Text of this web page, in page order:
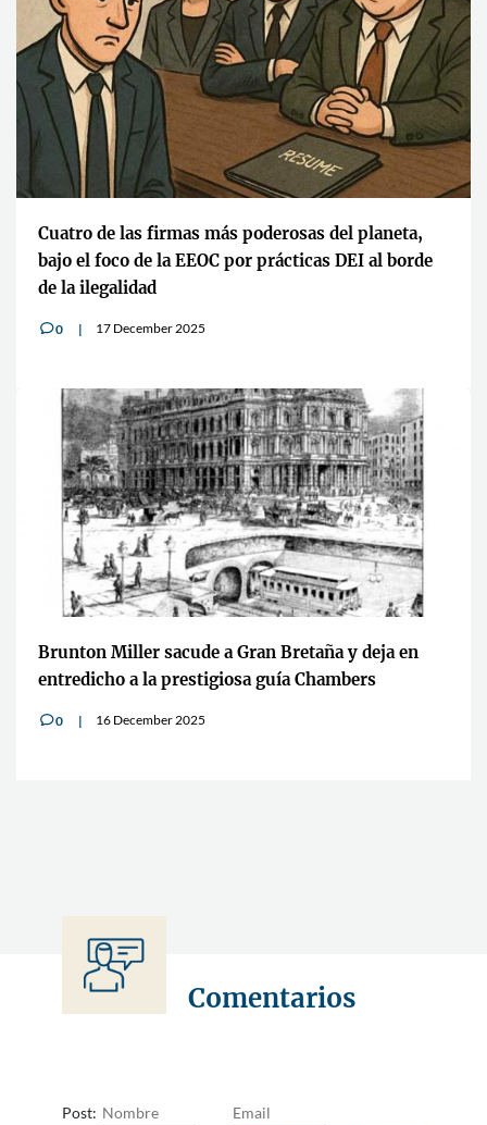
Cuatro de las firmas más poderosas del planeta,
bajo el foco de la EEOC por prácticas DEI al borde
de la ilegalidad
v0 17 December 2025
Brunton Miller sacude a Gran Bretaña y deja en
entredicho a la prestigiosa guía Chambers
v0 16 December 2025
Comentarios
Post: